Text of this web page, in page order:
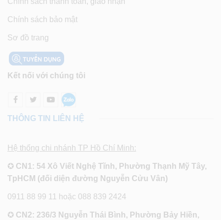
Chính sách bảo mật
Sơ đồ trang
Kết nối với chúng tôi
THÔNG TIN LIÊN HỆ
Hệ thống chi nhánh TP Hồ Chí Minh:
✪ CN1: 54 Xô Viết Nghệ Tĩnh, Phường Thạnh Mỹ Tây,
TpHCM (đối diện đường Nguyễn Cửu Vân)
0911 88 99 11 hoặc 088 839 2424
✪ CN2: 236/3 Nguyễn Thái Bình, Phường Bảy Hiền,